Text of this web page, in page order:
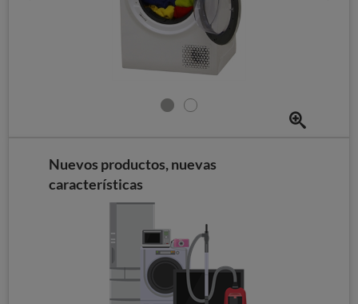
Nuevos productos, nuevas
características